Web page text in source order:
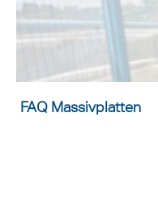
FAQ Massivplatten